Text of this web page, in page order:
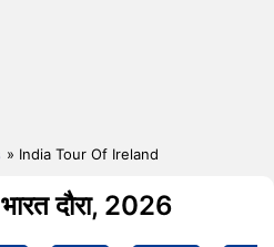
» India Tour Of Ireland
दौरा, 2026